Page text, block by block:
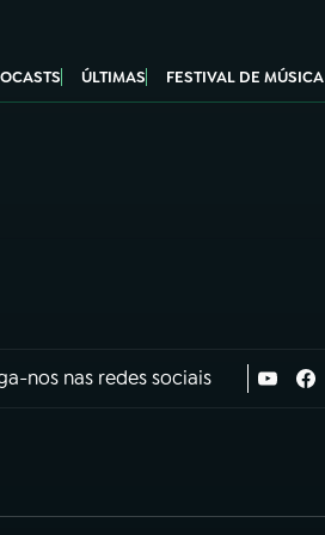
ÚLTIMAS FESTIVAL DE MÚSICA
nos nas redes sociais